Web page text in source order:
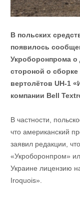
В польских
появилось
Укроборонпрома о
стороной о
вертолётов UH-1
компании Bell
В частности,
что американский
заявил редакции,
«Укроборонпром»
Украине лицензию
Iroquois».